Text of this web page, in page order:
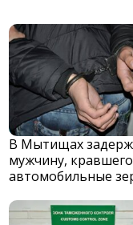
В Мытищах
мужчину, кравшего
автомобильные